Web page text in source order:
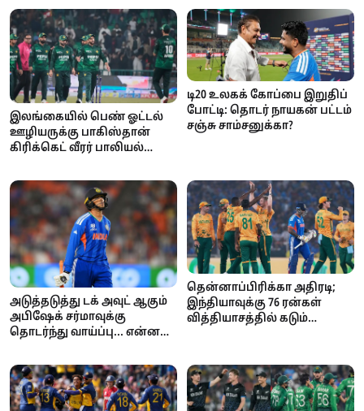
இலங்கையில் பெண் ஓட்டல்
ஊழியருக்கு பாகிஸ்தான்
கிரிக்கெட் வீரர் பாலியல்
சம்பவம்..!
டி20 உலகக் கோப்பை இறுதிப்
போட்டி: தொடர் நாயகன் பட்டம்
சஞ்சு சாம்சனுக்கா?
அடுத்தடுத்து டக் அவுட் ஆகும்
அபிஷேக் சர்மாவுக்கு
தொடர்ந்து வாய்ப்பு... என்ன
தென்னாப்பிரிக்கா அதிரடி;
இந்தியாவுக்கு 76 ரன்கள்
வித்தியாசத்தில் கடும்